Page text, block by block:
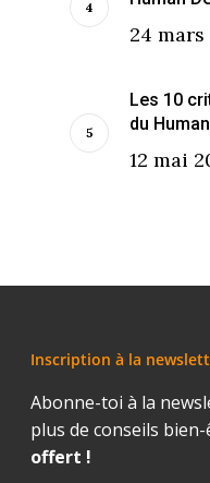
24 mars
Les 10
du
12 mai
Inscription à la